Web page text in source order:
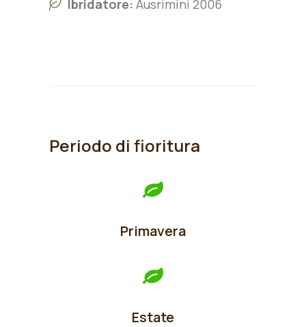
Ibridatore: Ausrimini 2006
Periodo di fioritura
Primavera
Estate